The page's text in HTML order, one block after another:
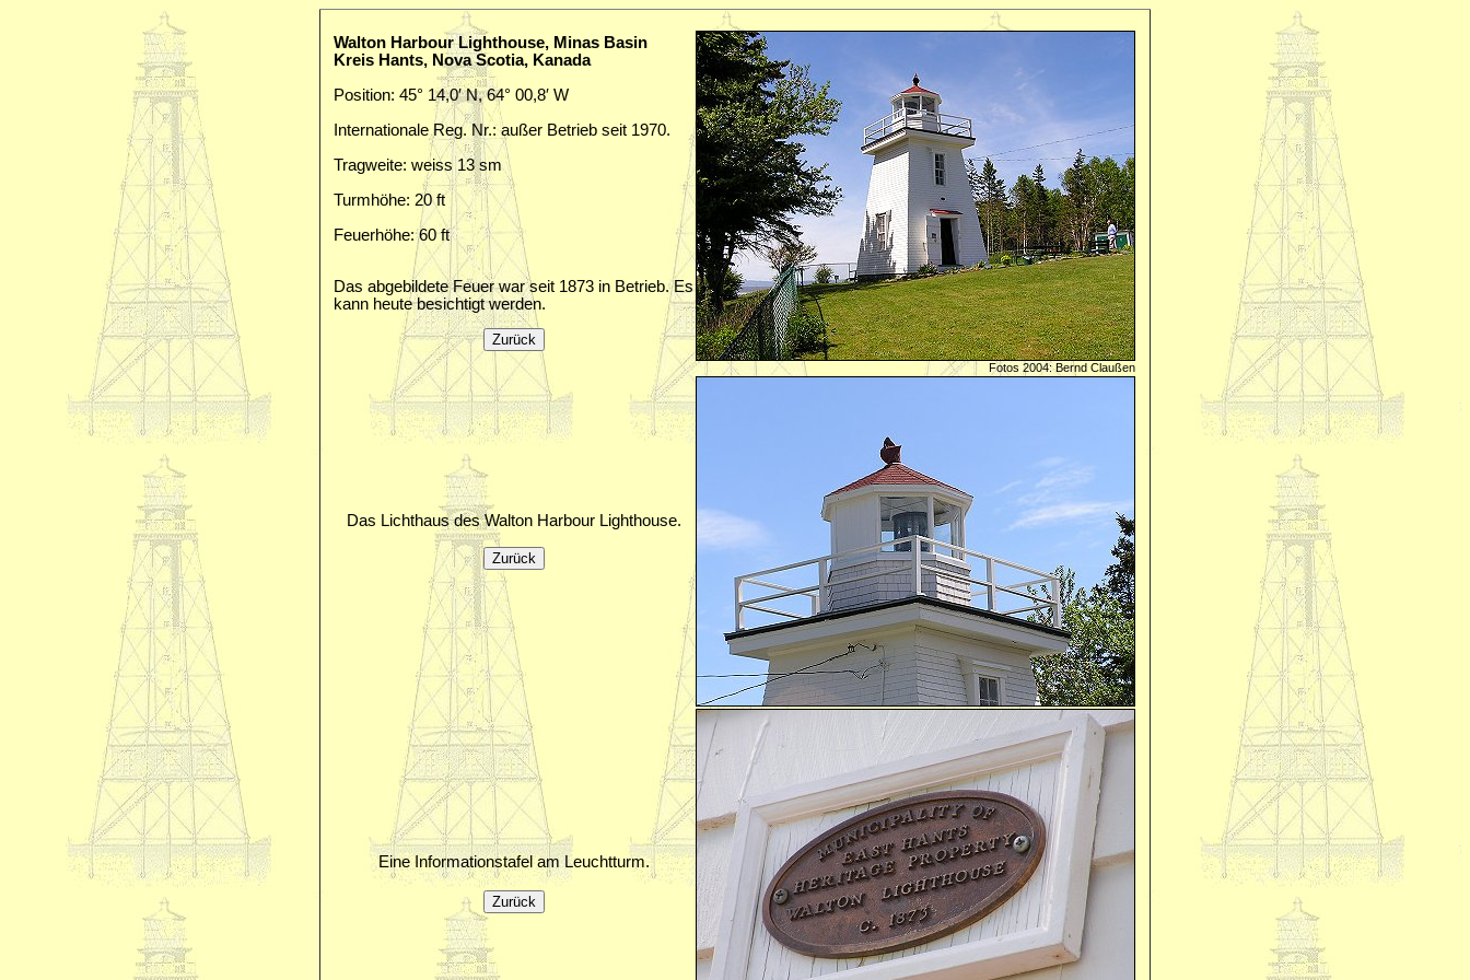
Walton Harbour Lighthouse, Minas Basin
Kreis Hants, Nova Scotia, Kanada
Position: 45° 14,0′ N, 64° 00,8′ W
Internationale Reg. Nr.: außer Betrieb seit 1970.
Tragweite: weiss 13 sm
Turmhöhe: 20 ft
Feuerhöhe: 60 ft
Das abgebildete Feuer war seit 1873 in Betrieb. Es
kann heute besichtigt werden.
Fotos 2004: Bernd Claußen
Das Lichthaus des Walton Harbour Lighthouse.
Eine Informationstafel am Leuchtturm.